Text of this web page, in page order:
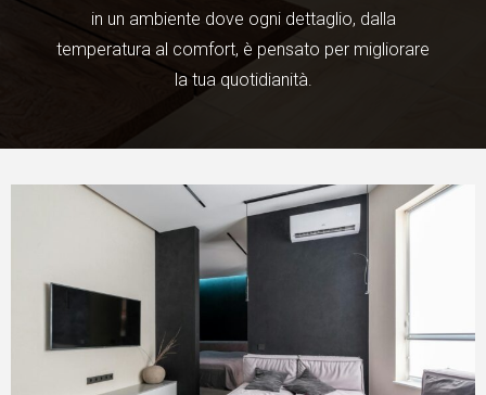
in un ambiente dove ogni dettaglio, dalla
temperatura al comfort, è pensato per migliorare
la tua quotidianità.